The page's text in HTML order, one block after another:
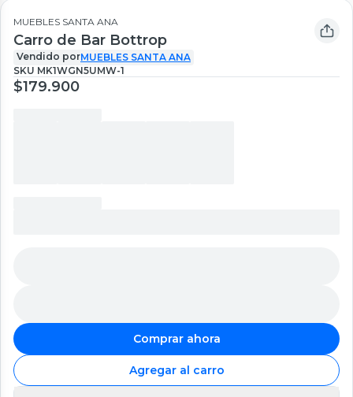
MUEBLES SANTA ANA
Carro de Bar Bottrop
Vendido porMUEBLES SANTA ANA
SKU MK1WGN5UMW-1
$179.900
Comprar ahora
Agregar al carro